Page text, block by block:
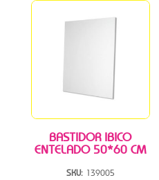
BASTIDOR IBICO
ENTELADO 50*60 CM
SKU: 139005